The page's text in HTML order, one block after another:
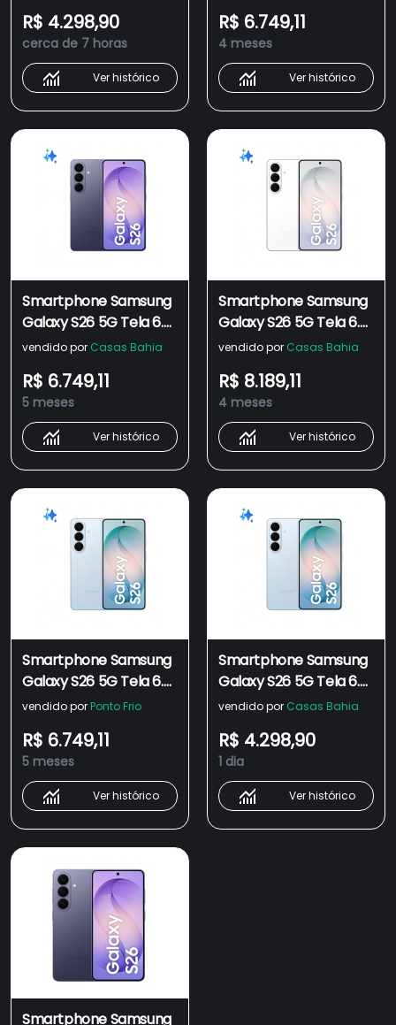
S26 5G 256GB VIOLETA
R$ 4.298,90
cerca de 7 horas
Ver histórico
S26 5G 512GB PRETO
R$ 6.749,11
4 meses
Ver histórico
Smartphone Samsung
Galaxy S26 5G Tela 6.3"
512GB Câmera 50MP -
S26 5G 512GB VIOLETA
vendido por Casas Bahia
R$ 6.749,11
5 meses
Ver histórico
Smartphone Samsung
Galaxy S26 5G Tela 6.3"
512GB Câmera 50MP -
S26 5G 512GB BRANCO
vendido por Casas Bahia
R$ 8.189,11
4 meses
Ver histórico
Smartphone Samsung
Galaxy S26 5G Tela 6.3"
512GB Câmera 50MP -
vendido por Ponto Frio
R$ 6.749,11
5 meses
Ver histórico
Smartphone Samsung
Galaxy S26 5G Tela 6.3"
256GB Câmera 50MP -
vendido por Casas Bahia
R$ 4.298,90
1 dia
Ver histórico
Smartphone Samsung